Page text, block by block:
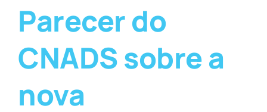
Parecer do
CNADS sobre a
nova